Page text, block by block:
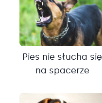
Pies nie słucha się
na spacerze